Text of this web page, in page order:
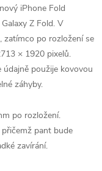
iPhone Fold
Z Fold. V
, zatímco po rozložení se
× 1920 pixelů.
použije kovovou
záhyby.
po rozložení.
přičemž pant bude
zavírání.